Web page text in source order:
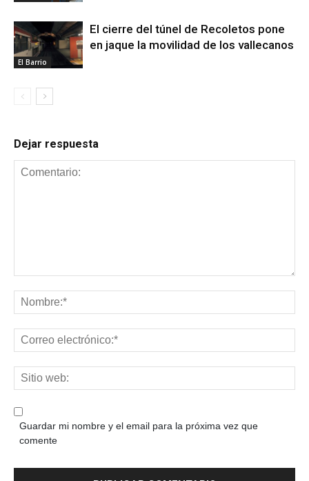
El Barrio
El cierre del túnel de Recoletos pone
en jaque la movilidad de los vallecanos
Dejar respuesta
Guardar mi nombre y el email para la próxima vez que
comente